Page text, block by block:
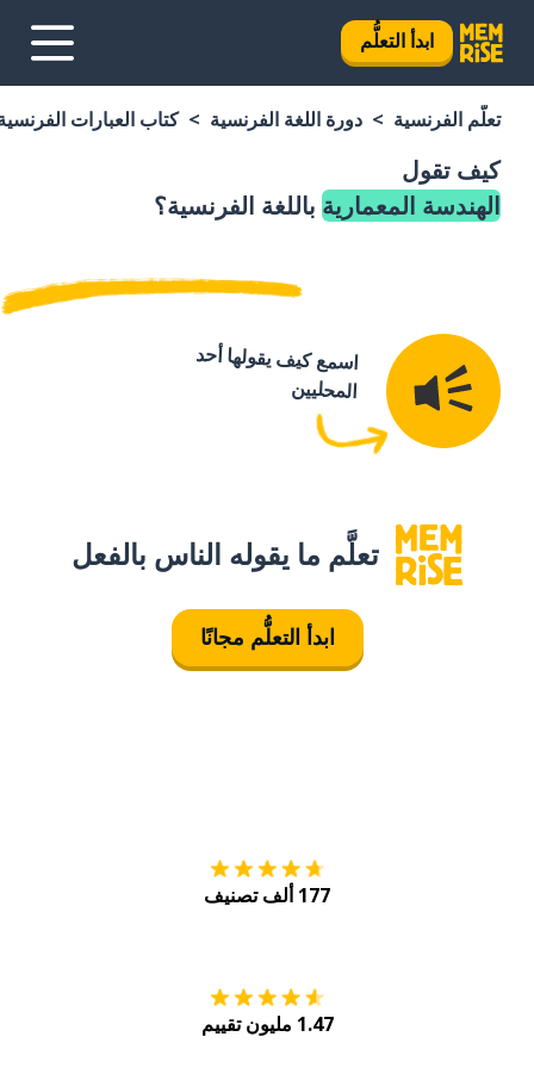
ابدأ التعلُّم
تعلَّم الفرنسية دورة اللغة الفرنسية كتاب العبارات
كيف تقول
الهندسة المعمارية باللغة الفرنسية؟
اسمع كيف يقولها أحد
المحليين
تعلَّم ما يقوله الناس بالفعل
ابدأ التعلُّم مجانًا
177 ألف تصنيف
1.47 مليون تقييم